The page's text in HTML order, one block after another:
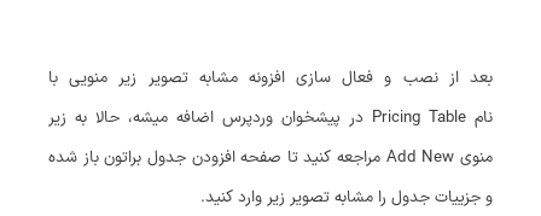
بعد از نصب و فعال سازی افزونه مشابه تصویر زیر منویی با
نام Pricing Table در پیشخوان وردپرس اضافه میشه، حالا به زیر
منوی Add New مراجعه کنید تا صفحه افزودن جدول براتون باز شده
و جزییات جدول را مشابه تصویر زیر وارد کنید.